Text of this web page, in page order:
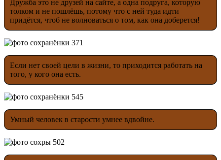
Дружба это не друзей на сайте, а одна подруга, которую
толком и не пошлёшь, потому что с ней туда идти
придётся, чтоб не волноваться о том, как она доберется!
Если нет своей цели в жизни, то приходится работать на
того, у кого она есть.
Умный человек в старости умнее вдвойне.